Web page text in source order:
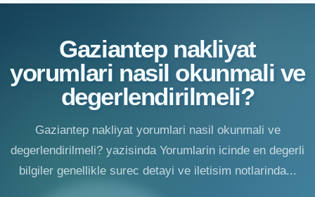
Gaziantep nakliyat
yorumlari nasil okunmali ve
degerlendirilmeli?
Gaziantep nakliyat yorumlari nasil okunmali ve
degerlendirilmeli? yazisinda Yorumlarin icinde en degerli
bilgiler genellikle surec detayi ve iletisim notlarinda...